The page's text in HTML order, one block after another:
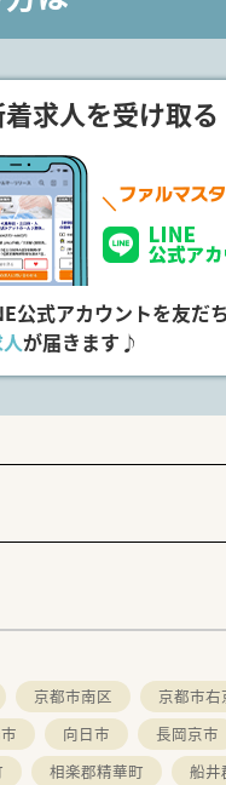
求人を受け取る
公式アカウントを友だ
が届きます♪
京都市南区 京都市右
向日市 長岡京市
相楽郡精華町
船井